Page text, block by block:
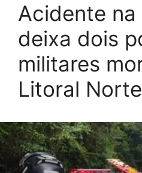
Acidente
deixa dois
militares
Litoral Norte